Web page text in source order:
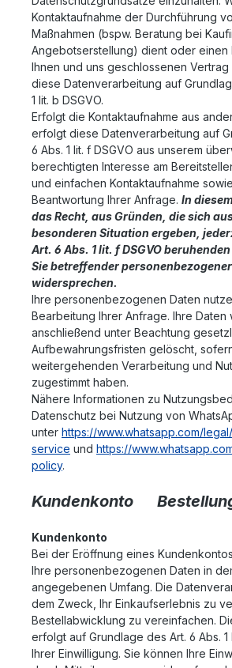
Kontaktaufnahme der Durchführung
Maßnahmen (bspw. Beratung bei
Angebotserstellung) dient oder einen
Ihnen und uns geschlossenen
diese Datenverarbeitung auf
1 lit. b DSGVO.
Erfolgt die Kontaktaufnahme aus
erfolgt diese Datenverarbeitung auf
6 Abs. 1 lit. f DSGVO aus unserem
berechtigten Interesse am
und einfachen Kontaktaufnahme
Beantwortung Ihrer Anfrage. In
das Recht, aus Gründen, die sich
besonderen Situation ergeben,
Art. 6 Abs. 1 lit. f DSGVO
Sie betreffender
widersprechen.
Ihre personenbezogenen Daten
Bearbeitung Ihrer Anfrage. Ihre Daten
anschließend unter Beachtung
Aufbewahrungsfristen gelöscht,
weitergehenden Verarbeitung und
zugestimmt haben.
Nähere Informationen zu
Datenschutz bei Nutzung von
unter https://www.whatsapp.com/
service und https://
policy.
Kundenkonto
Kundenkonto
Bei der Eröffnung eines
Ihre personenbezogenen Daten in
angegebenen Umfang. Die
dem Zweck, Ihr Einkaufserlebnis zu
Bestellabwicklung zu vereinfachen.
erfolgt auf Grundlage des Art. 6 Abs. 1
Ihrer Einwilligung. Sie können Ihre